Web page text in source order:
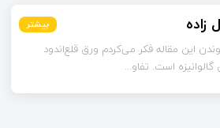
بیشتر زاده بیشتر
این مقاله فکر می‌کردم ورق قلع‌اندود
است. تفاو...
بیشتر
بیشتر
بیشتر
بیشتر